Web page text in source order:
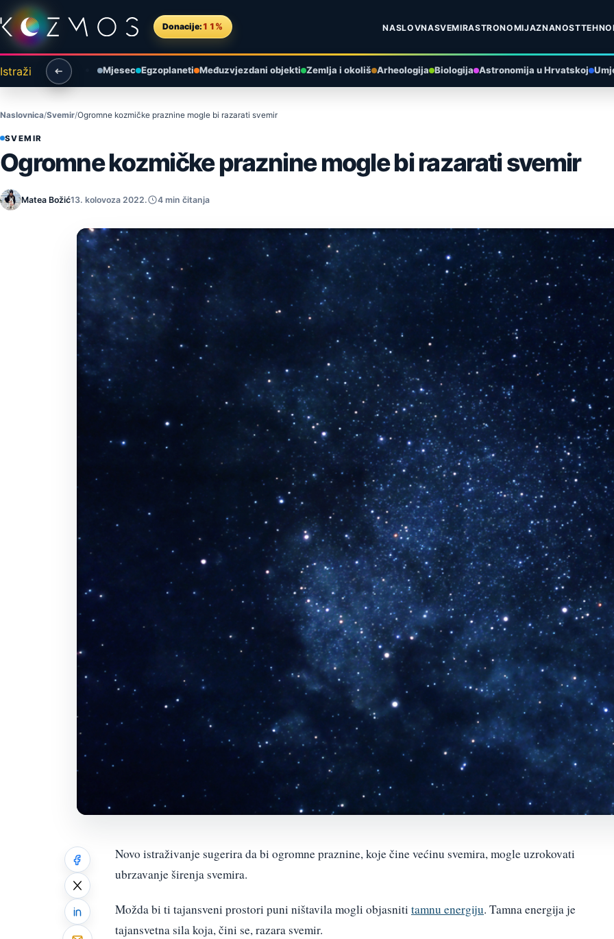
Preskoči na sadržaj
Donacije: 11% NASLOVNASVEMIRASTRONOMIJAZNANOST
Istraži Mjesec Egzoplaneti Međuzvjezdani objekti Zemlja i okoliš Arheologija Biologija Astronomija u Hrvatskoj
Naslovnica Svemir Ogromne kozmičke praznine mogle bi razarati svemir
SVEMIR
Ogromne kozmičke praznine mogle bi razarati svemir
Matea Božić13. kolovoza 2022. 4 min čitanja
Novo istraživanje sugerira da bi ogromne praznine, koje čine većinu svemira, mogle uzrokovati
ubrzavanje širenja svemira.
Možda bi ti tajansveni prostori puni ništavila mogli objasniti tamnu energiju. Tamna energija je
tajansvetna sila koja, čini se, razara svemir.